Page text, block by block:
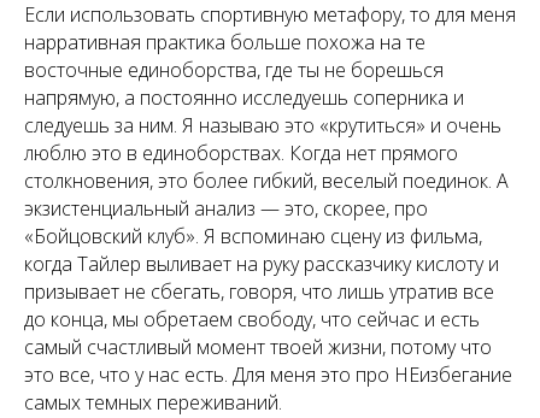
Если использовать спортивную метафору, то для меня
нарративная практика больше похожа на те
восточные единоборства, где ты не борешься
напрямую, а постоянно исследуешь соперника и
следуешь за ним. Я называю это «крутиться» и очень
люблю это в единоборствах. Когда нет прямого
столкновения, это более гибкий, веселый поединок. А
экзистенциальный анализ — это, скорее, про
«Бойцовский клуб». Я вспоминаю сцену из фильма,
когда Тайлер выливает на руку рассказчику кислоту и
призывает не сбегать, говоря, что лишь утратив все
до конца, мы обретаем свободу, что сейчас и есть
самый счастливый момент твоей жизни, потому что
это все, что у нас есть. Для меня это про НЕизбегание
самых темных переживаний.